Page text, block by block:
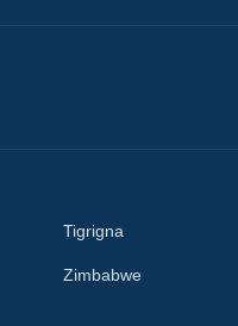
Tigrigna
Zimbabwe